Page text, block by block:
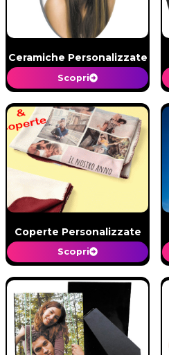
Ceramiche Personalizzate
Scopri
Coperte Personalizzate
Scopri